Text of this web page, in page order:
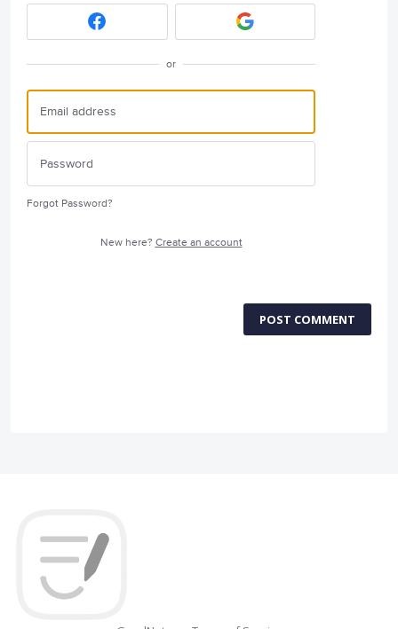
or
Forgot Password?
New here? Create an account
POST COMMENT